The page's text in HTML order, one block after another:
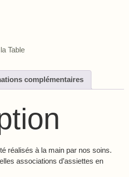
Table
complémentaires
réalisés à la main par nos soins.
associations d’assiettes en